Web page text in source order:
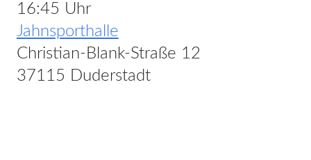
16:45 Uhr
Jahnsporthalle
Christian-Blank-Straße 12
37115 Duderstadt